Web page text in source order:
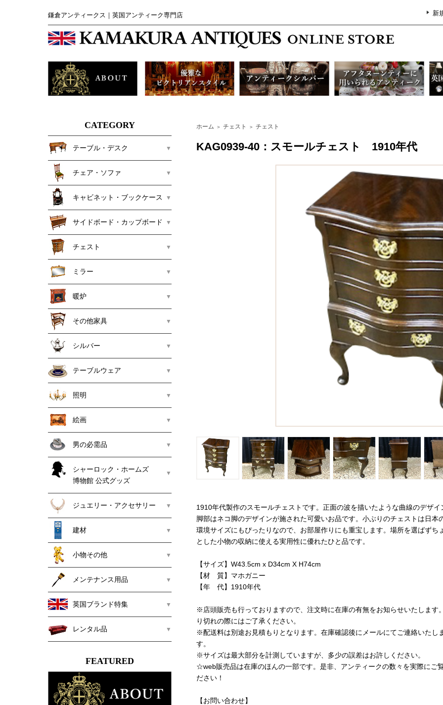
鎌倉アンティークス｜英国アンティーク専門店 新
CATEGORY
テーブル・デスク
チェア・ソファ
キャビネット・ブックケース
サイドボード・カップボード
チェスト
ミラー
暖炉
その他家具
シルバー
テーブルウェア
照明
絵画
男の必需品
シャーロック・ホームズ
博物館 公式グッズ
ジュエリー・アクセサリー
建材
小物その他
メンテナンス用品
英国ブランド特集
レンタル品
FEATURED
ホーム ＞ チェスト ＞ チェスト
KAG0939-40：スモールチェスト 1910年代
1910年代製作のスモールチェストです。正面の波を描いたような曲線のデザイ
脚部はネコ脚のデザインが施された可愛いお品です。小ぶりのチェストは日本
環境サイズにもぴったりなので、お部屋作りにも重宝します。場所を選ばずち
とした小物の収納に使える実用性に優れたひと品です。
【サイズ】W43.5cm x D34cm X H74cm
【材 質】マホガニー
【年 代】1910年代
※店頭販売も行っておりますので、注文時に在庫の有無をお知らせいたします
り切れの際にはご了承ください。
※配送料は別途お見積もりとなります。在庫確認後にメールにてご連絡いたし
す。
※サイズは最大部分を計測していますが、多少の誤差はお許しください。
☆web販売品は在庫のほんの一部です。是非、アンティークの数々を実際にご
ださい！
【お問い合わせ】